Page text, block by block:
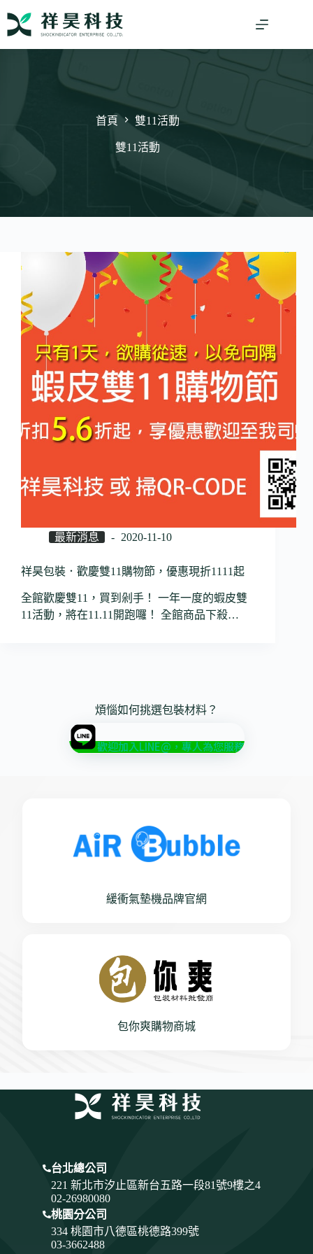
首頁 雙11活動
雙11活動
最新消息 2020-11-10
祥昊包裝．歡慶雙11購物節，優惠現折1111起
全館歡慶雙11，買到剁手！ 一年一度的蝦皮雙
11活動，將在11.11開跑囉！ 全館商品下殺…
煩惱如何挑選包裝材料？
歡迎加入LINE@，專人為您服務
緩衝氣墊機品牌官網
包你爽購物商城
台北總公司
221 新北市汐止區新台五路一段81號9樓之4
02-26980080
桃園分公司
334 桃園市八德區桃德路399號
03-3662488